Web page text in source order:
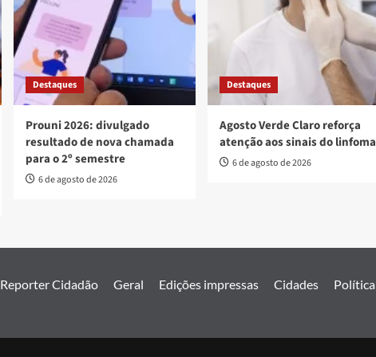
Destaques
Prouni 2026: divulgado
resultado de nova chamada
para o 2º semestre
6 de agosto de 2026
Destaques
Agosto Verde Claro reforça
atenção aos sinais do linfoma
6 de agosto de 2026
Reporter Cidadão Geral Edições impressas Cidades Política